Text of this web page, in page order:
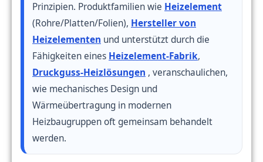
Prinzipien. Produktfamilien wie Heizelement
(Rohre/Platten/Folien), Hersteller von
Heizelementen und unterstützt durch die
Fähigkeiten eines Heizelement-Fabrik,
Druckguss-Heizlösungen , veranschaulichen,
wie mechanisches Design und
Wärmeübertragung in modernen
Heizbaugruppen oft gemeinsam behandelt
werden.